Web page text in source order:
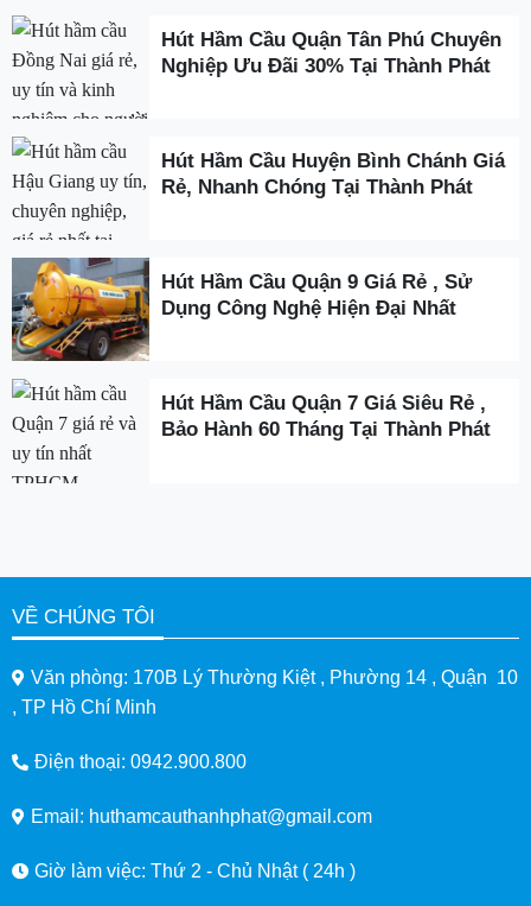
Hút Hầm Cầu Quận Tân Phú Chuyên
Nghiệp Ưu Đãi 30% Tại Thành Phát
Hút Hầm Cầu Huyện Bình Chánh Giá
Rẻ, Nhanh Chóng Tại Thành Phát
Hút Hầm Cầu Quận 9 Giá Rẻ , Sử
Dụng Công Nghệ Hiện Đại Nhất
Hút Hầm Cầu Quận 7 Giá Siêu Rẻ ,
Bảo Hành 60 Tháng Tại Thành Phát
VỀ CHÚNG TÔI
Văn phòng: 170B Lý Thường Kiệt , Phường 14 , Quận 10
, TP Hồ Chí Minh
Điện thoại: 0942.900.800
Email: huthamcauthanhphat@gmail.com
Giờ làm việc: Thứ 2 - Chủ Nhật ( 24h )